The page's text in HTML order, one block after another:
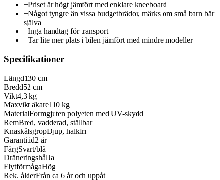
−Priset är högt jämfört med enklare kneeboard
−Något tyngre än vissa budgetbrädor, märks om små barn bär
själva
−Inga handtag för transport
−Tar lite mer plats i bilen jämfört med mindre modeller
Specifikationer
Längd130 cm
Bredd52 cm
Vikt4,3 kg
Maxvikt åkare110 kg
MaterialFormgjuten polyeten med UV-skydd
RemBred, vadderad, ställbar
KnäskålsgropDjup, halkfri
Garantitid2 år
FärgSvart/blå
DräneringshålJa
FlytförmågaHög
Rek. ålderFrån ca 6 år och uppåt